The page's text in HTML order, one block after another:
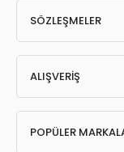
SÖZLEŞMELER
ALIŞVERİŞ
POPÜLER